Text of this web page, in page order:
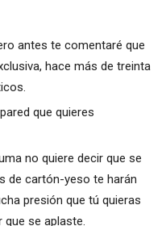
antes te comentaré que
hace más de treinta
que quieres
no quiere decir que se
de cartón-yeso te harán
presión que tú quieras
que se aplaste.